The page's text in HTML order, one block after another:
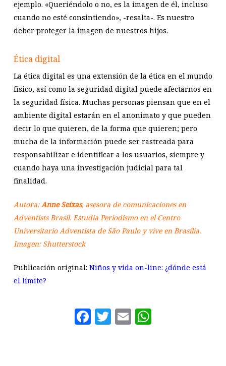
ejemplo. «Queriéndolo o no, es la imagen de él, incluso
cuando no esté consintiendo», -resalta-. Es nuestro
deber proteger la imagen de nuestros hijos.
Ética digital
La ética digital es una extensión de la ética en el mundo
físico, así como la seguridad digital puede afectarnos en
la seguridad física. Muchas personas piensan que en el
ambiente digital estarán en el anonimato y que pueden
decir lo que quieren, de la forma que quieren; pero
mucha de la información puede ser rastreada para
responsabilizar e identificar a los usuarios, siempre y
cuando haya una investigación judicial para tal
finalidad.
Autora:Anne Seixas, asesora de comunicaciones en
Adventists Brasil. Estudia Periodismo en el Centro
Universitario Adventista de São Paulo y vive en Brasília.
Imagen: Shutterstock
Publicación original: Niños y vida on-line: ¿dónde está
el límite?
Facebook
Twitter
Email